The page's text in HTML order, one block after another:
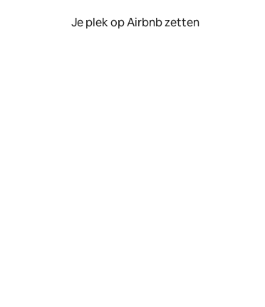
Je plek op Airbnb zetten